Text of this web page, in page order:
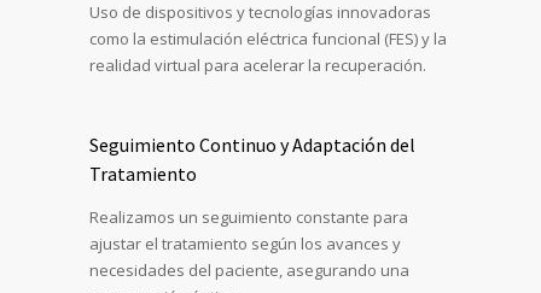
Uso de dispositivos y tecnologías innovadoras
como la estimulación eléctrica funcional (FES) y la
realidad virtual para acelerar la recuperación.
Seguimiento Continuo y Adaptación del
Tratamiento
Realizamos un seguimiento constante para
ajustar el tratamiento según los avances y
necesidades del paciente, asegurando una